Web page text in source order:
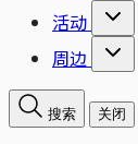
活动
周边
搜索 关闭